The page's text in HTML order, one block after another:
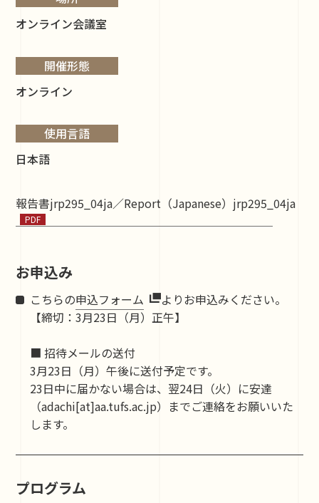
オンライン会議室
開催形態
オンライン
使用言語
日本語
報告書jrp295_04ja／Report（Japanese）jrp295_04ja
お申込み
こちらの申込フォーム
よりお申込みください。
【締切：3月23日（月）正午】
■ 招待メールの送付
3月23日（月）午後に送付予定です。
23日中に届かない場合は、翌24日（火）に安達
（adachi[at]aa.tufs.ac.jp）までご連絡をお願いいた
します。
プログラム